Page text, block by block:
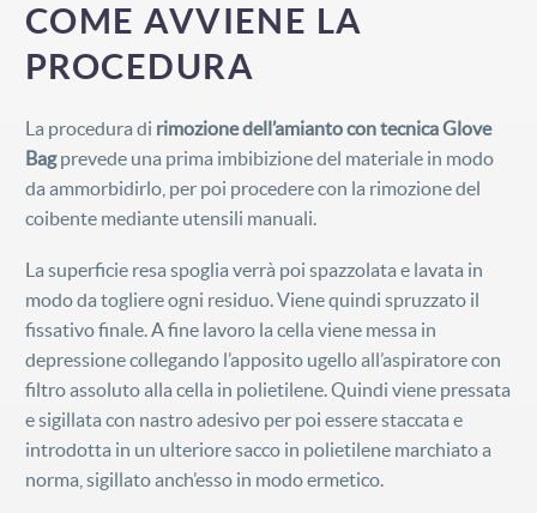
COME AVVIENE LA
PROCEDURA
La procedura di rimozione dell’amianto con tecnica Glove
Bagprevede una prima imbibizione del materiale in modo
da ammorbidirlo, per poi procedere con la rimozione del
coibente mediante utensili manuali.
La superficie resa spoglia verrà poi spazzolata e lavata in
modo da togliere ogni residuo. Viene quindi spruzzato il
fissativo finale. A fine lavoro la cella viene messa in
depressione collegando l’apposito ugello all’aspiratore con
filtro assoluto alla cella in polietilene. Quindi viene pressata
e sigillata con nastro adesivo per poi essere staccata e
introdotta in un ulteriore sacco in polietilene marchiato a
norma, sigillato anch’esso in modo ermetico.